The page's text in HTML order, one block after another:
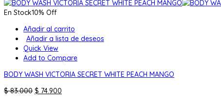
original
era:
$ 83.000.
actual
$ 74.900.
En Stock10% Off
Añadir al carrito
Añadir a lista de deseos
Quick View
Add to Compare
BODY WASH VICTORIA SECRET WHITE PEACH MANGO
$83.000 El
$ 74.900